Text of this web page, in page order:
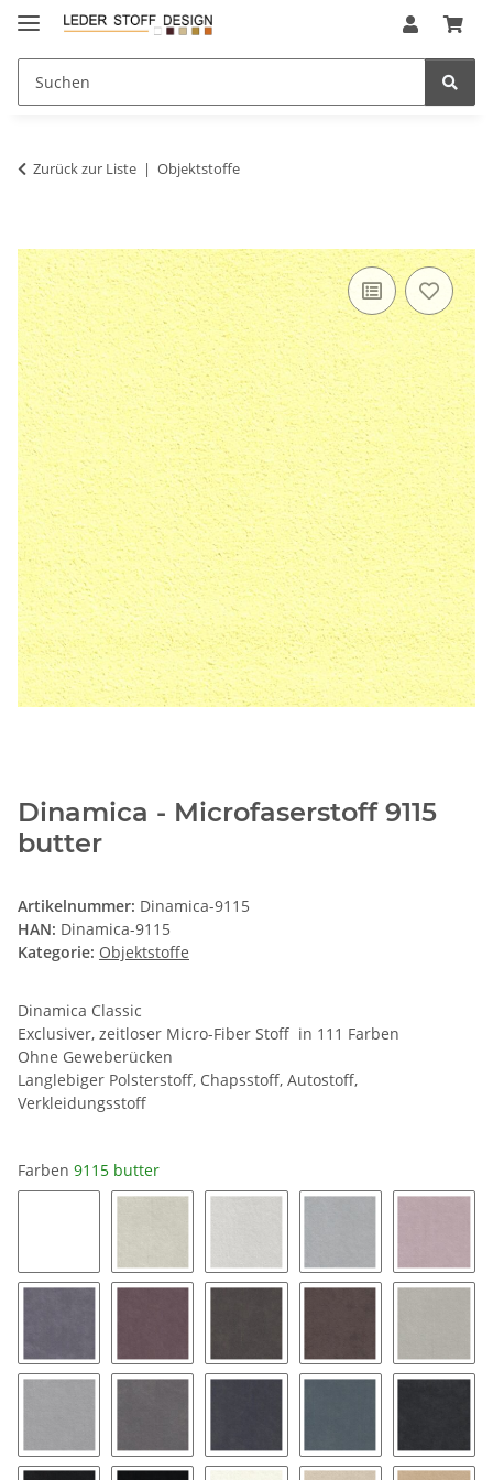
Zurück zur Liste Objektstoffe
Dinamica - Microfaserstoff 9115
butter
Artikelnummer: Dinamica-9115
HAN: Dinamica-9115
Kategorie: Objektstoffe
Dinamica Classic
Exclusiver, zeitloser Micro-Fiber Stoff in 111 Farben
Ohne Geweberücken
Langlebiger Polsterstoff, Chapsstoff, Autostoff,
Verkleidungsstoff
Farben 9115 butter
0019 snow white8401 ice 8462 silver grey9032 platinum9141
9154 coal 9153 mauve 9176 taupe 9177 String 9118
9211 silver 9087 stone grey9058 pewter9182 twilight9189